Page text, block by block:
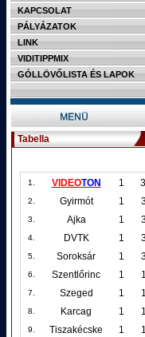
KAPCSOLAT
PÁLYÁZATOK
LINK
VIDITIPPMIX
GÓLLÖVŐLISTA ÉS LAPOK
Tabella
1. VIDEOTON 1 3
2. Gyirmót 1
3. Ajka 1
4. DVTK 1
5. Soroksár 1
6. Szentlőrinc 1 1
7. Szeged 1 1
8. Karcag 1 1
9. Tiszakécske 1 1